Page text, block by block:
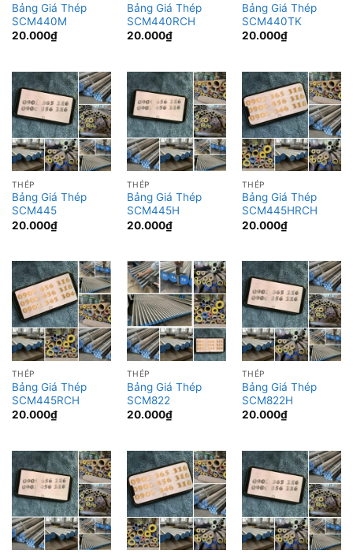
Bảng Giá Thép
SCM440M
20.000₫
Bảng Giá Thép
SCM440RCH
20.000₫
Bảng Giá Thép
SCM440TK
20.000₫
THÉP
Bảng Giá Thép
SCM445
20.000₫
THÉP
Bảng Giá Thép
SCM445H
20.000₫
THÉP
Bảng Giá Thép
SCM445HRCH
20.000₫
THÉP
Bảng Giá Thép
SCM445RCH
20.000₫
THÉP
Bảng Giá Thép
SCM822
20.000₫
THÉP
Bảng Giá Thép
SCM822H
20.000₫